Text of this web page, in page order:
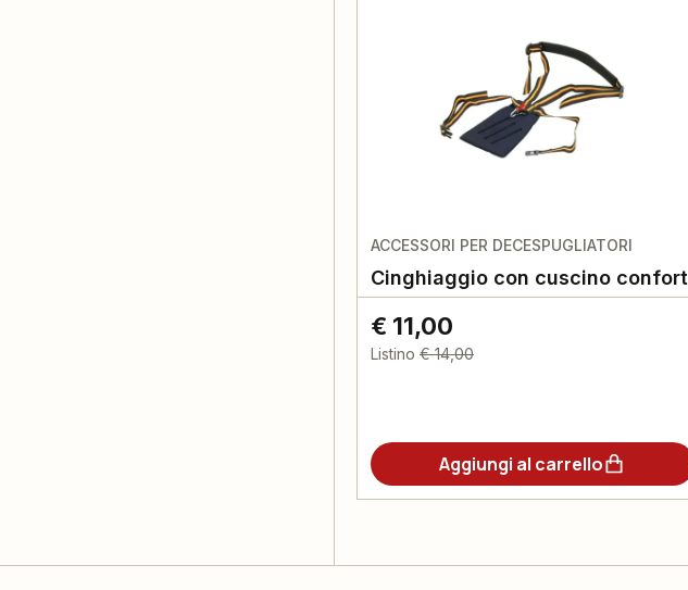
ACCESSORI PER DECESPUGLIATORI
Cinghiaggio con cuscino confort
€ 11,00
Listino € 14,00
Aggiungi al carrello